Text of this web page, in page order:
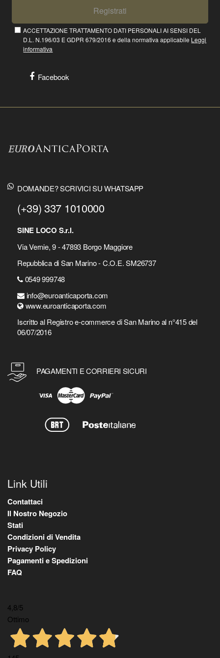
Registrati
ACCETTAZIONE TRATTAMENTO DATI PERSONALI AI SENSI DEL
D.L. N.196/03 E GDPR 679/2016 e della normativa applicabile Leggi
informativa
Facebook
DOMANDE? SCRIVICI SU WHATSAPP
(+39) 337 1010000
SINE LOCO S.r.l.
Via Vernie, 9 - 47893 Borgo Maggiore
Repubblica di San Marino - C.O.E. SM26737
0549 999748
info@euroanticaporta.com
www.euroanticaporta.com
Iscritto al Registro e-commerce di San Marino al n°415 del
06/07/2016
PAGAMENTI E CORRIERI SICURI
Link Utili
Contattaci
Il Nostro Negozio
Stati
Condizioni di Vendita
Privacy Policy
Pagamenti e Spedizioni
FAQ
4,8/5
Ottimo